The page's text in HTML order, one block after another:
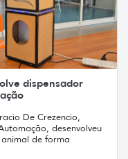
dispensador
De Crezencio,
desenvolveu
de forma